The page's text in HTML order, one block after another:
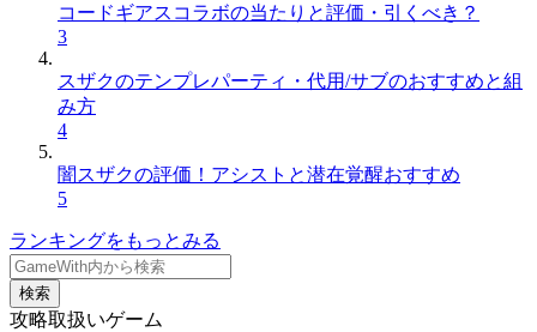
コードギアスコラボの当たりと評価・引くべき？
3
スザクのテンプレパーティ・代用/サブのおすすめと組
み方
4
闇スザクの評価！アシストと潜在覚醒おすすめ
5
ランキングをもっとみる
検索
攻略取扱いゲーム